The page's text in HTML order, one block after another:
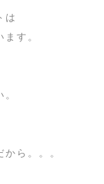
は
す。
ら。。。